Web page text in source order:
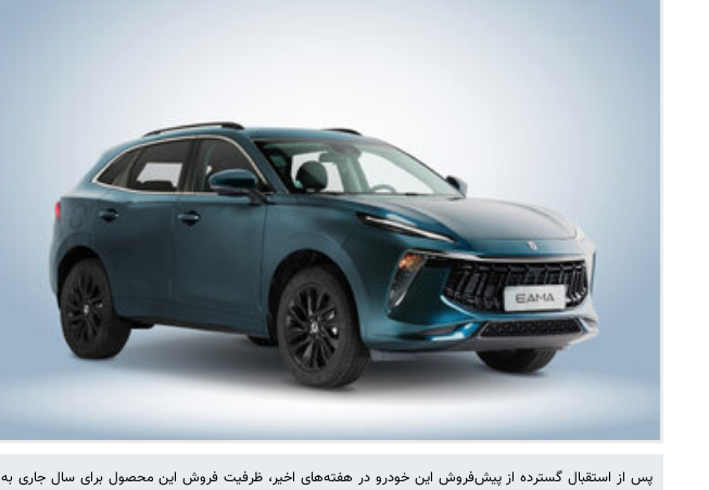
پس از استقبال گسترده از پیش‌فروش این خودرو در هفته‌های اخیر، ظرفیت فروش این محصول برای سال جاری به